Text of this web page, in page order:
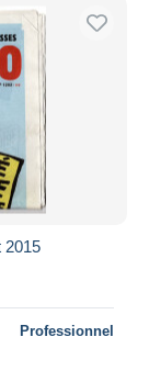
2015
Professionnel